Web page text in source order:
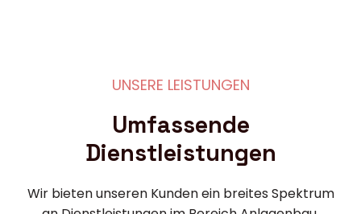
UNSERE LEISTUNGEN
Umfassende
Dienstleistungen
Wir bieten unseren Kunden ein breites Spektrum